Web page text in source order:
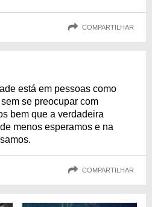
COMPARTILHAR
está em pessoas como
se preocupar com
bem que a verdadeira
menos esperamos e na
COMPARTILHAR